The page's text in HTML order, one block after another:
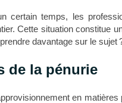
certain temps, les
Cette situation constitue
davantage sur le sujet
de la pénurie
en